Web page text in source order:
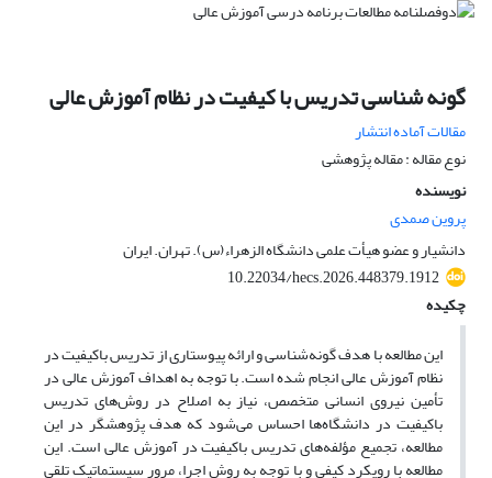
گونه شناسی تدریس با کیفیت در نظام آموزش عالی
مقالات آماده انتشار
نوع مقاله : مقاله پژوهشی
نویسنده
پروین صمدی
دانشیار و عضو هیأت علمی دانشگاه الزهراء(س). تهران. ایران
10.22034/hecs.2026.448379.1912
چکیده
این مطالعه با هدف گونه‌شناسی و ارائه پیوستاری از تدریس باکیفیت در
نظام آموزش عالی انجام شده است. با توجه به اهداف آموزش عالی در
تأمین نیروی انسانی متخصص، نیاز به اصلاح در روش‌های تدریس
باکیفیت در دانشگاه‌ها احساس می‌شود که هدف پژوهشگر در این
مطالعه، تجمیع مؤلفه‌های تدریس باکیفیت در آموزش عالی است. این
مطالعه با رویکرد کیفی و با توجه به روش اجرا، مرور سیستماتیک تلقی